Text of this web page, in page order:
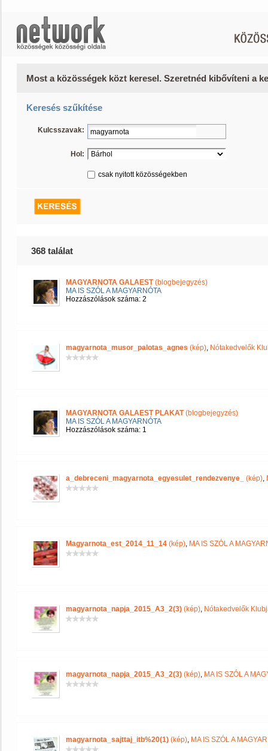
Most a közösségek közt keresel. Szeretnéd kibővíteni a
Keresés szűkítése
Kulcsszavak:
Hol:
csak nyitott közösségekben
368 találat
MAGYARNOTA GALAEST(blogbejegyzés)
MA IS SZÓL A MAGYARNÓTA
Hozzászólások száma: 2
magyarnota_musor_palotas_agnes (kép), Nótakedvelők
MAGYARNOTA GALAEST PLAKAT(blogbejegyzés)
MA IS SZÓL A MAGYARNÓTA
Hozzászólások száma: 1
a_debreceni_magyarnota_egyesulet_rendezvenye_ (kép),
Magyarnota_est_2014_11_14 (kép), MA IS SZÓL A
magyarnota_napja_2015_A3_2(3) (kép), Nótakedvelők
magyarnota_napja_2015_A3_2(3) (kép), MA IS SZÓL A
magyarnota_sajttaj_itb%20(1) (kép), MA IS SZÓL A